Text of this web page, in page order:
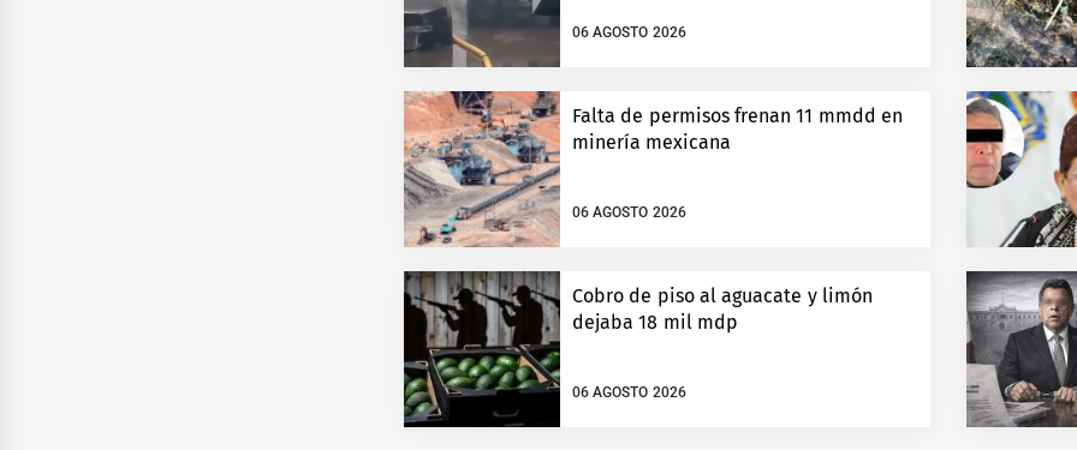
06 AGOSTO 2026
Falta de permisos frenan 11 mmdd en
minería mexicana
06 AGOSTO 2026
Cobro de piso al aguacate y limón
dejaba 18 mil mdp
06 AGOSTO 2026